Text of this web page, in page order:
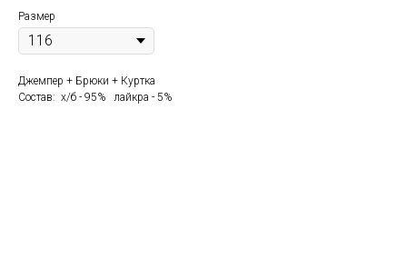
Размер
Джемпер + Брюки + Куртка
Состав: х/б - 95% лайкра - 5%